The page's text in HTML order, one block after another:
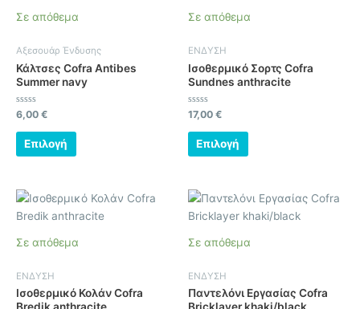
Σε απόθεμα
Αξεσουάρ Ένδυσης
Κάλτσες Cofra Antibes
Summer navy
Βαθμολογήθηκε
με
0
από
6,00 €
Επιλογή
έχει
παραλλαγές.
Οι
να
του
προϊόντος
Σε απόθεμα
ΕΝΔΥΣΗ
Ισοθερμικό Σορτς Cofra
Sundnes anthracite
Βαθμολογήθηκε
0
από
17,00 €
Επιλογή
έχει
Οι
να
του
προϊόντος
Σε απόθεμα
ΕΝΔΥΣΗ
Ισοθερμικό Κολάν Cofra
Αυτό
το
έχει
παραλλαγές.
Οι
Σε απόθεμα
ΕΝΔΥΣΗ
Παντελόνι Εργασίας Cofra
Αυτό
το
έχει
παραλλαγές.
Οι